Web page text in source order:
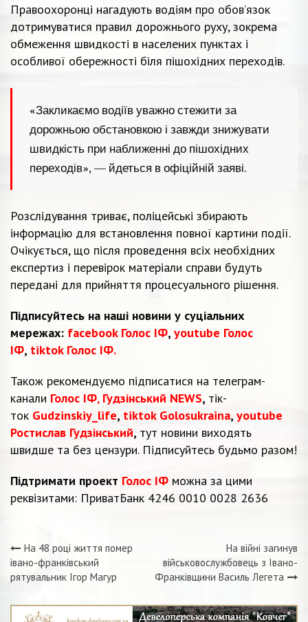
Правоохоронці нагадують водіям про обов’язок
дотримуватися правил дорожнього руху, зокрема
обмеження швидкості в населених пунктах і
особливої обережності біля пішохідних переходів.
«Закликаємо водіїв уважно стежити за
дорожньою обстановкою і завжди знижувати
швидкість при наближенні до пішохідних
переходів», — йдеться в офіційній заяві.
Розслідування триває, поліцейські збирають
інформацію для встановлення повної картини події.
Очікується, що після проведення всіх необхідних
експертиз і перевірок матеріали справи будуть
передані для прийняття процесуального рішення.
Підписуйтесь на наші новини у суціальних
мережах: facebook Голос ІФ, youtube Голос
ІФ, tiktok Голос ІФ.
Також рекомендуємо підписатися на телеграм-
канали Голос ІФ, Гудзінський NEWS, тік-
ток Gudzinskiy_life, tiktok Golosukraina, youtube
Ростислав Гудзінський, тут новини виходять
швидше та без цензури. Підписуйтесь будьмо разом!
Підтримати проект Голос ІФ можна за цими
реквізитами: ПриватБанк 4246 0010 0028 2636
Навігація
На 48 році життя помер
івано-франківський
рятувальник Ігор Магур
На війні загинув
військовослужбовець з Івано-
Франківщини Василь Легета